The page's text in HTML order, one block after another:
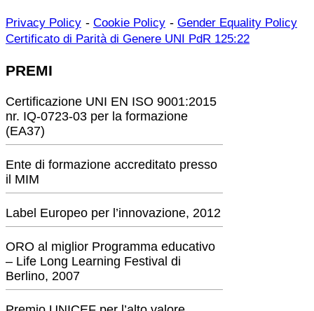
Privacy Policy - Cookie Policy - Gender Equality Policy
Certificato di Parità di Genere UNI PdR 125:22
PREMI
Certificazione UNI EN ISO 9001:2015
nr. IQ-0723-03 per la formazione
(EA37)
Ente di formazione accreditato presso
il MIM
Label Europeo per l’innovazione, 2012
ORO al miglior Programma educativo
– Life Long Learning Festival di
Berlino, 2007